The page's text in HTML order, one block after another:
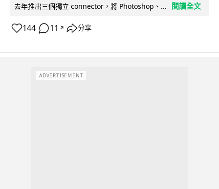
去年推出三個獨立 connector，將 Photoshop、...
閱讀全文
144 11 ↗ 分享
ADVERTISEMENT